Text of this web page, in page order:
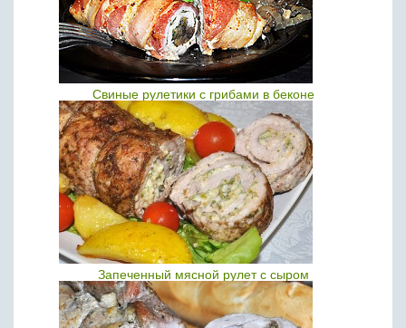
Свиные рулетики с грибами в беконе
Запеченный мясной рулет с сыром